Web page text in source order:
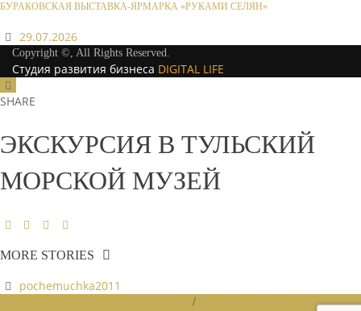
БУРАКОВСКАЯ ВЫСТАВКА-ЯРМАРКА «РУКАМИ СЕЛЯН»
29.07.2026
Copyright ©, All Rights Reserved.
Студия развития бизнеса DIGITAL LIFE
SHARE
ЭКСКУРСИЯ В ТУЛЬСКИЙ
МОРСКОЙ МУЗЕЙ
MORE STORIES
pochemuchka2011
/